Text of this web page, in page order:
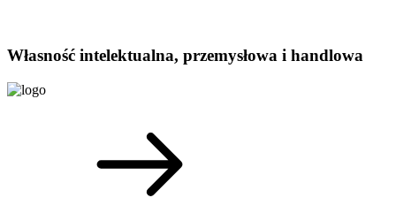
Własność intelektualna, przemysłowa i handlowa